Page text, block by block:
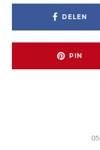
DELEN
PIN